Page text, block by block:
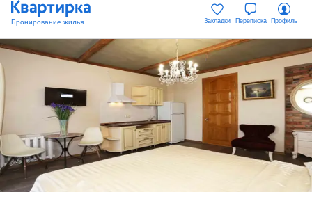
Закладки Переписка Профиль